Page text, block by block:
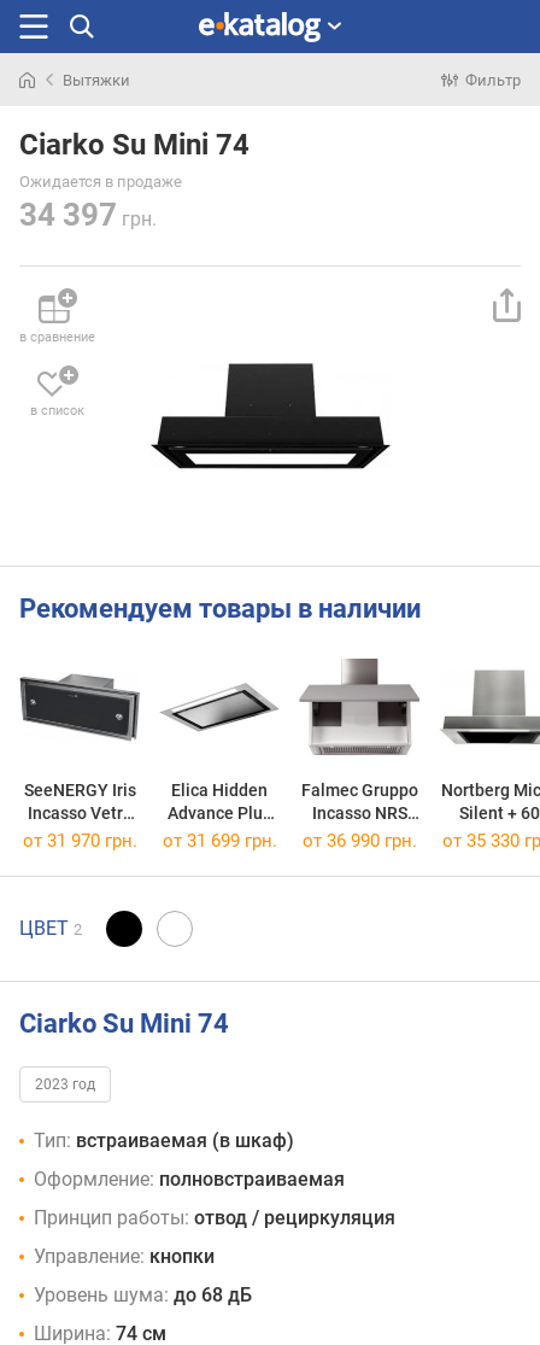
раньше
Вытяжки Фильтр
Ciarko Su Mini 74
Ожидается в продаже
34 397 грн.
в сравнение
в список
Рекомендуем товары в наличии
SeeNERGY Iris
Incasso Vetro
56 BL
Elica Hidden
Advance Plus
IX/A/52
Falmec Gruppo
Incasso NRS
70/800
Nortberg
Silent + 60
от 31 970 грн. от 31 699 грн. от 36 990 грн. от 35 330
ЦВЕТ 2
Ciarko Su Mini 74
2023 год
Тип: встраиваемая (в шкаф)
Оформление: полновстраиваемая
Принцип работы: отвод / рециркуляция
Управление: кнопки
Уровень шума: до 68 дБ
Ширина: 74 см